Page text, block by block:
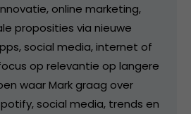
online marketing,
proposities via nieuwe
social media, internet of
op relevantie op langere
waar Mark graag over
social media, trends en